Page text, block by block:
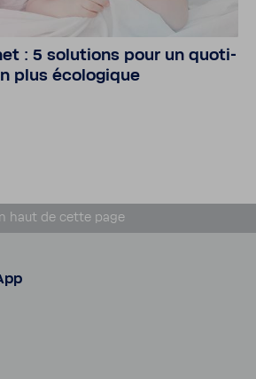
: 5 solu­tions pour un quoti­
plus écolo­gique
haut de cette page